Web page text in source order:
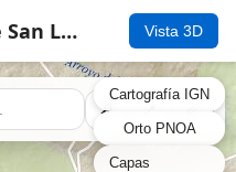
Mapas de San Lorenzo 2D Vista 3D
🔎
Cartografía IGN
Orto PNOA
Capas